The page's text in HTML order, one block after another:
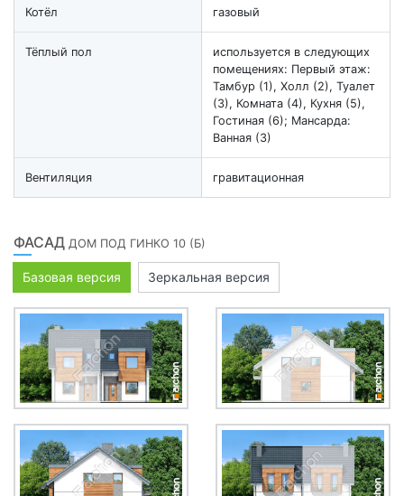
Котёл газовый
Тёплый пол
используется в следующих
помещениях: Первый этаж:
Тамбур (1), Холл (2), Туалет
(3), Комната (4), Кухня (5),
Гостиная (6); Мансарда:
Ванная (3)
Вентиляция гравитационная
ФАСАД ДОМ ПОД ГИНКО 10 (Б)
Базовая версия Зеркальная версия